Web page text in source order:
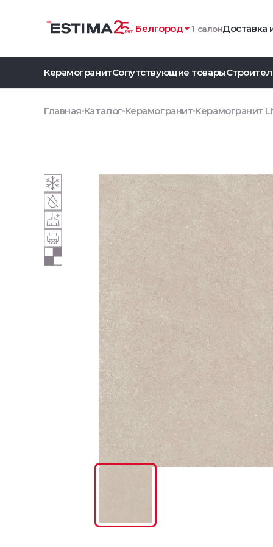
Белгород 1 салонДоставка
КерамогранитСопутствующие товары
Главная Каталог Керамогранит Керамогранит